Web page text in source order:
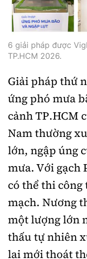
6 giải pháp được
TP.HCM 2026.
Giải pháp thứ
ứng phó mưa
cảnh TP.HCM
Nam thường
lớn, ngập úng
mưa. Với gạch
có thể thi
mạch. Nương
một lượng lớn
thấu tự nhiên
lại mới thoát